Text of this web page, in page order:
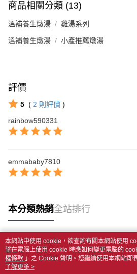
商品相關分類 (13)
溫補養生燉湯 雞湯系列
溫補養生燉湯 小產推薦燉湯
評價
5 ( 2 則評價 )
rainbow590331
emmababy7810
本分類熱銷全站排行
熱門標籤
本網站中使用 cookie，欲查詢有關本網站使用
望在電腦上使用 cookie 時應如何變更電腦的
權條款 」之 Cookie 聲明。您繼續使用本網站即
用條款之 Cookie 聲明使用 cookie。
了解更多 >